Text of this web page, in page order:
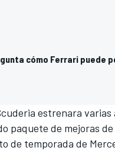
cómo Ferrari puede
estrenara
paquete de mejoras
de temporada de